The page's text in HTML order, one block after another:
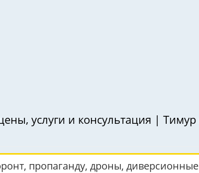
услуги и консультация |
пропаганду, дроны,